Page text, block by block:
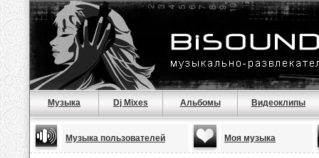
Музыка Dj Mixes Альбомы Видеоклипы
Музыка пользователей Моя музыка